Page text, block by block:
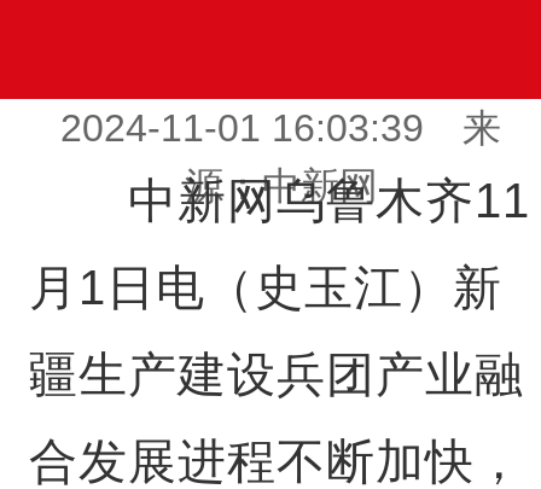
2024-11-01 16:03:39 来
源：中新网
中新网乌鲁木齐11
月1日电（史玉江）新
疆生产建设兵团产业融
合发展进程不断加快，